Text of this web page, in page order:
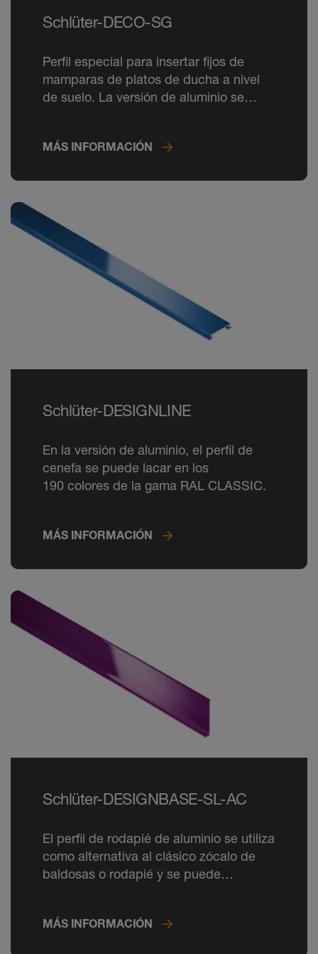
Schlüter-DECO-SG
Perfil especial para insertar fijos de
mamparas de platos de ducha a nivel
de suelo. La versión de aluminio se
MÁS INFORMACIÓN
Schlüter-DESIGNLINE
En la versión de aluminio, el perfil de
cenefa se puede lacar en los
190 colores de la gama RAL CLASSIC.
MÁS INFORMACIÓN
Schlüter-DESIGNBASE-SL-AC
El perfil de rodapié de aluminio se utiliza
como alternativa al clásico zócalo de
baldosas o rodapié y se puede
MÁS INFORMACIÓN